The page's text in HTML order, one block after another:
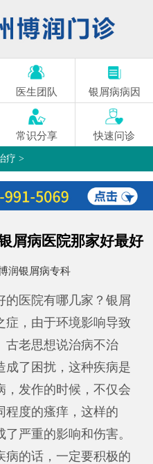
医生团队 银屑病病因
常识分享 快速问诊
疗 >
屑病医院那家好最好
润银屑病专科
医院有哪几家？银屑
症，由于环境影响导致
古老思想说治病不治
成了困扰，这种疾病是
，发作的时候，不仅会
程度的瘙痒，这样的
严重的影响和伤害。
病的话，一定要积极的